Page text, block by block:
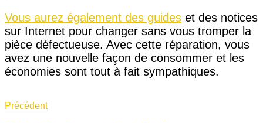
Vous aurez également des guides et des notices
sur Internet pour changer sans vous tromper la
pièce défectueuse. Avec cette réparation, vous
avez une nouvelle façon de consommer et les
économies sont tout à fait sympathiques.
Précédent